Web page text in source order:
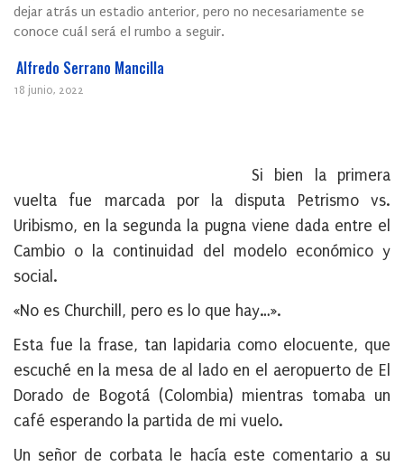
dejar atrás un estadio anterior, pero no necesariamente se
conoce cuál será el rumbo a seguir.
Alfredo Serrano Mancilla
18 junio, 2022
Si bien la primera
vuelta fue marcada por la disputa Petrismo vs.
Uribismo, en la segunda la pugna viene dada entre el
Cambio o la continuidad del modelo económico y
social.
«No es Churchill, pero es lo que hay…».
Esta fue la frase, tan lapidaria como elocuente, que
escuché en la mesa de al lado en el aeropuerto de El
Dorado de Bogotá (Colombia) mientras tomaba un
café esperando la partida de mi vuelo.
Un señor de corbata le hacía este comentario a su